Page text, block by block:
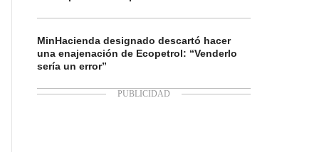
MinHacienda designado descartó hacer
una enajenación de Ecopetrol: “Venderlo
sería un error”